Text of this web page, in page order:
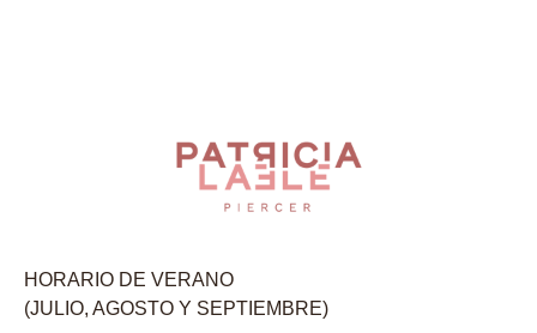
HORARIO DE VERANO
(JULIO, AGOSTO Y SEPTIEMBRE)